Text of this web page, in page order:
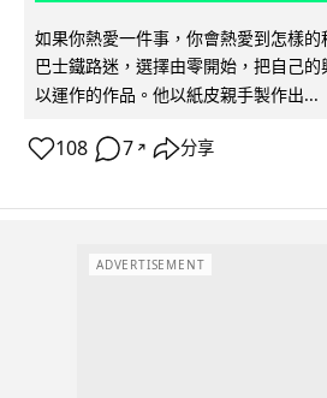
如果你熱愛一件事，你會熱愛到怎樣
巴士鐵路迷，選擇由零開始，把自己
以運作的作品。他以紙皮親手製作出...
108 7 ↗ 分享
ADVERTISEMENT